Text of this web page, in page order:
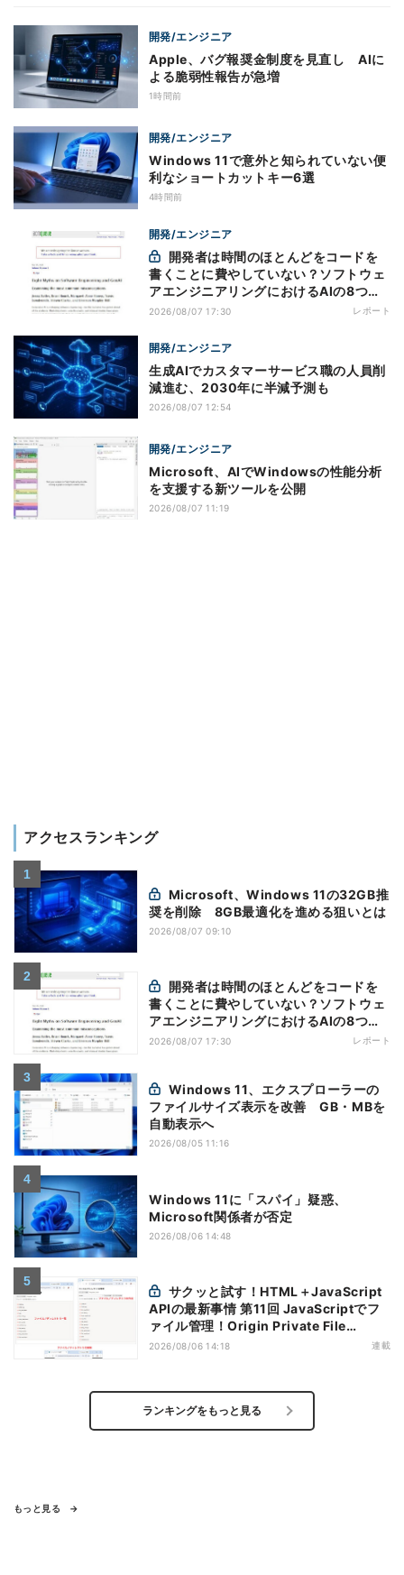
開発/エンジニア
Apple、バグ報奨金制度を見直し AIに
よる脆弱性報告が急増
1時間前
開発/エンジニア
Windows 11で意外と知られていない便
利なショートカットキー6選
4時間前
開発/エンジニア
書くことに費やしていない？ソフトウェ
アエンジニアリングにおけるAIの8つの
神話への賛否
2026/08/07 17:30 レポート
開発/エンジニア
生成AIでカスタマーサービス職の人員削
減進む、2030年に半減予測も
2026/08/07 12:54
開発/エンジニア
Microsoft、AIでWindowsの性能分析
を支援する新ツールを公開
2026/08/07 11:19
アクセスランキング
奨を削除 8GB最適化を進める狙いとは
2026/08/07 09:10
書くことに費やしていない？ソフトウェ
アエンジニアリングにおけるAIの8つの
神話への賛否
2026/08/07 17:30 レポート
ファイルサイズ表示を改善 GB・MBを
自動表示へ
2026/08/05 11:16
Windows 11に「スパイ」疑惑、
Microsoft関係者が否定
2026/08/06 14:48
APIの最新事情 第11回 JavaScriptでフ
ァイル管理！Origin Private File
Systemを活用する
2026/08/06 14:18 連載
ランキングをもっと見る
もっと見る